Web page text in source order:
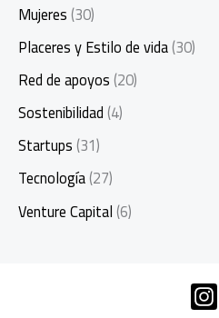
Mujeres(30)
Placeres y Estilo de vida(30)
Red de apoyos(20)
Sostenibilidad(4)
Startups(31)
Tecnología(27)
Venture Capital(6)